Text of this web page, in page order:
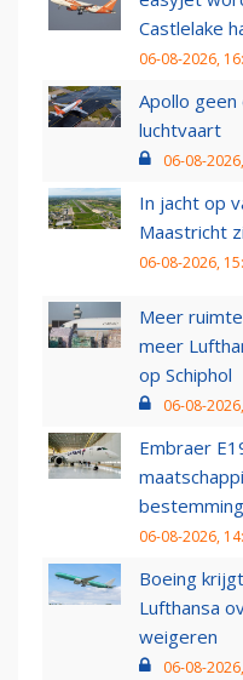
Castlelake
06-08-2026,
Apollo
luchtvaart
06-08-
In jacht op
Maastricht
06-08-2026,
Meer
meer
op Schiphol
06-08-
Embraer
06-08-2026,
Boeing
Lufthansa
weigeren
06-08-